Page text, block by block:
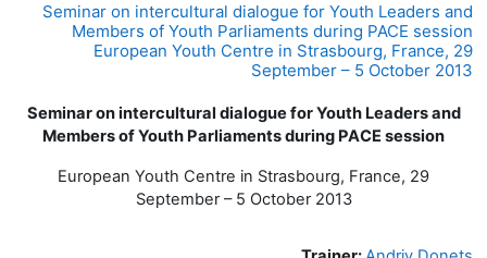
Seminar on intercultural dialogue for Youth Leaders and
Members of Youth Parliaments during PACE session
European Youth Centre in Strasbourg, France, 29
September – 5 October 2013
Seminar on intercultural dialogue for Youth Leaders and
Members of Youth Parliaments during PACE session
European Youth Centre in Strasbourg, France, 29
September – 5 October 2013